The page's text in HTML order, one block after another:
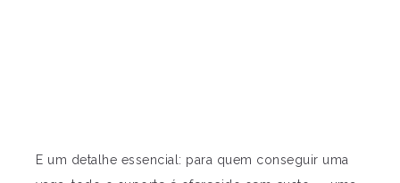
E um detalhe essencial: para quem conseguir uma